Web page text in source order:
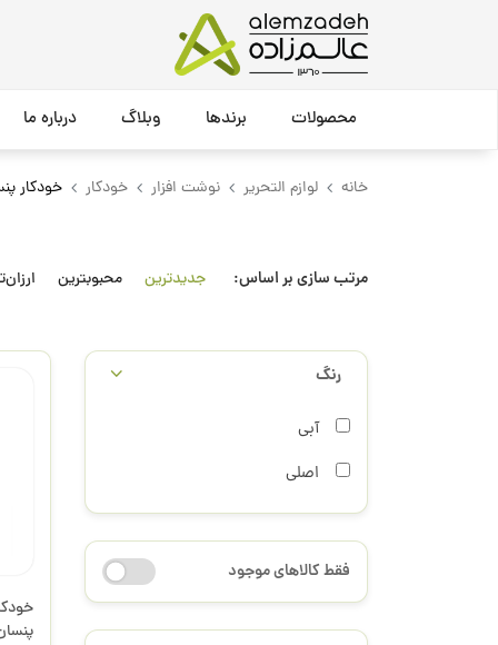
محصولات برندها وبلاگ درباره ما
خانه لوازم التحریر نوشت افزار خودکار خودکار
مرتب سازی بر اساس: جدیدترین محبوبترین
رنگ
آبی
اصلی
فقط کالاهای موجود